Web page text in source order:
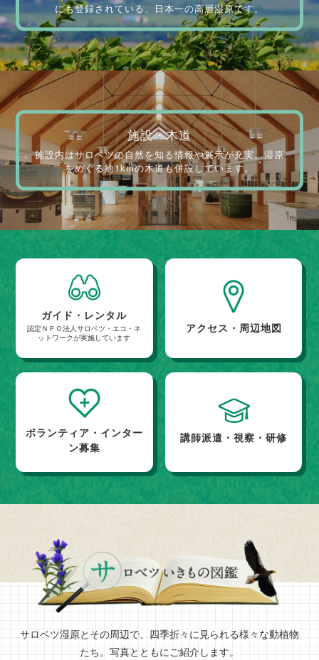
にも登録されている、日本一の高層湿原です。
施設・木道
施設内はサロベツの自然を知る情報や展示が充実。湿原
をめぐる約1kmの木道も併設しています。
ガイド・レンタル
認定ＮＰＯ法人サロベツ・エコ・ネ
ットワークが実施しています
アクセス・周辺地図
ボランティア・インター
ン募集
講師派遣・視察・研修
サロベツ湿原とその周辺で、四季折々に見られる様々な動植物
たち。写真とともにご紹介します。